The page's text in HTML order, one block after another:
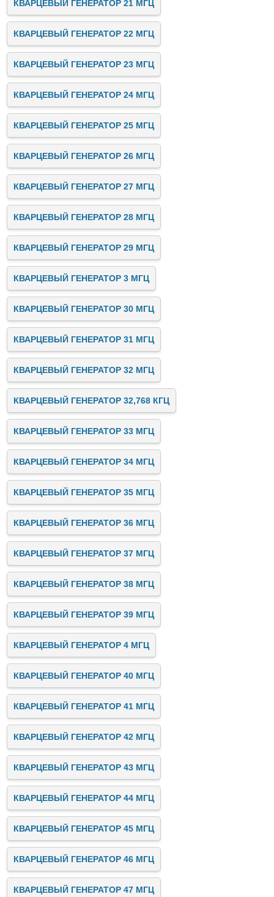
КВАРЦЕВЫЙ ГЕНЕРАТОР 21 МГЦ
КВАРЦЕВЫЙ ГЕНЕРАТОР 22 МГЦ
КВАРЦЕВЫЙ ГЕНЕРАТОР 23 МГЦ
КВАРЦЕВЫЙ ГЕНЕРАТОР 24 МГЦ
КВАРЦЕВЫЙ ГЕНЕРАТОР 25 МГЦ
КВАРЦЕВЫЙ ГЕНЕРАТОР 26 МГЦ
КВАРЦЕВЫЙ ГЕНЕРАТОР 27 МГЦ
КВАРЦЕВЫЙ ГЕНЕРАТОР 28 МГЦ
КВАРЦЕВЫЙ ГЕНЕРАТОР 29 МГЦ
КВАРЦЕВЫЙ ГЕНЕРАТОР 3 МГЦ
КВАРЦЕВЫЙ ГЕНЕРАТОР 30 МГЦ
КВАРЦЕВЫЙ ГЕНЕРАТОР 31 МГЦ
КВАРЦЕВЫЙ ГЕНЕРАТОР 32 МГЦ
КВАРЦЕВЫЙ ГЕНЕРАТОР 32,768 КГЦ
КВАРЦЕВЫЙ ГЕНЕРАТОР 33 МГЦ
КВАРЦЕВЫЙ ГЕНЕРАТОР 34 МГЦ
КВАРЦЕВЫЙ ГЕНЕРАТОР 35 МГЦ
КВАРЦЕВЫЙ ГЕНЕРАТОР 36 МГЦ
КВАРЦЕВЫЙ ГЕНЕРАТОР 37 МГЦ
КВАРЦЕВЫЙ ГЕНЕРАТОР 38 МГЦ
КВАРЦЕВЫЙ ГЕНЕРАТОР 39 МГЦ
КВАРЦЕВЫЙ ГЕНЕРАТОР 4 МГЦ
КВАРЦЕВЫЙ ГЕНЕРАТОР 40 МГЦ
КВАРЦЕВЫЙ ГЕНЕРАТОР 41 МГЦ
КВАРЦЕВЫЙ ГЕНЕРАТОР 42 МГЦ
КВАРЦЕВЫЙ ГЕНЕРАТОР 43 МГЦ
КВАРЦЕВЫЙ ГЕНЕРАТОР 44 МГЦ
КВАРЦЕВЫЙ ГЕНЕРАТОР 45 МГЦ
КВАРЦЕВЫЙ ГЕНЕРАТОР 46 МГЦ
КВАРЦЕВЫЙ ГЕНЕРАТОР 47 МГЦ